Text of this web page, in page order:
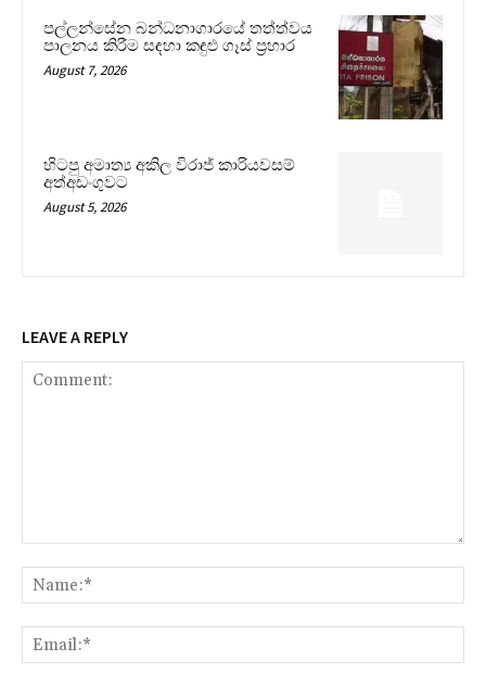
පල්ලන්සේන බන්ධනාගාරයේ තත්ත්වය
පාලනය කිරීම සඳහා කඳුළු ගෑස් ප්‍රහාර
August 7, 2026
හිටපු අමාත්‍ය අකිල විරාජ් කාරියවසම්
අත්අඩංගුවට
August 5, 2026
LEAVE A REPLY